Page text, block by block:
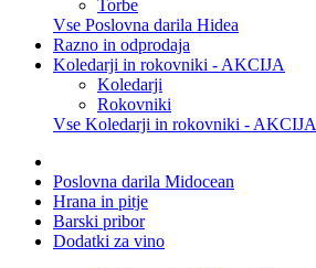
Torbe
Vse Poslovna darila Hidea
Razno in odprodaja
Koledarji in rokovniki - AKCIJA
Koledarji
Rokovniki
Vse Koledarji in rokovniki - AKCIJA
Poslovna darila Midocean
Hrana in pitje
Barski pribor
Dodatki za vino